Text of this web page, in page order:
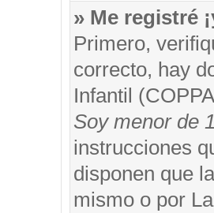
» Me registré
Primero,
correcto, hay
Infantil
Soy menor de
instrucciones
disponen que
mismo o por